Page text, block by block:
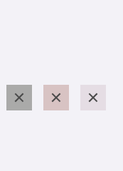
GRIS
FONCE
ROSE
DORE
VIOLET